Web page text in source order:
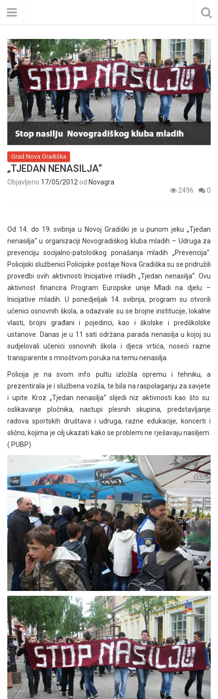
Grad Nova Gradiška
„TJEDAN NENASILJA“
Objavljeno 17/05/2012 od Novagra
2496
0
Od 14. do 19. svibnja u Novoj Gradiški je u punom jeku „Tjedan
nenasilja“ u organizaciji Novogradiškog kluba mladih – Udruga za
prevenciju socijalno-patološkog ponašanja mladih „Prevencija“.
Policijski službenici Policijske postaje Nova Gradiška su se pridružili
provedbi ovih aktivnosti Inicijative mladih „Tjedan nenasilja“. Ovu
aktivnost financira Program Europske unije Mladi na djelu –
Inicijative mladih. U ponedjeljak 14. svibnja, program su otvorili
učenici osnovnih škola, a odazvale su se brojne institucije, lokalne
vlasti, brojni građani i pojedinci, kao i školske i predškolske
ustanove. Danas je u 11 sati održana parada nenasilja u kojoj su
sudjelovali učenici osnovnih škola i djeca vrtića, noseći razne
transparente s mnoštvom poruka na temu nenasilja.
Policija je na svom info pultu izložila opremu i tehniku, a
prezentirala je i službena vozila, te bila na raspolaganju za savjete
i upite. Kroz „Tjedan nenasilja“ slijedi niz aktivnosti kao što su:
oslikavanje pločnika, nastupi plesnih skupina, predstavljanje
radova sportskih društava i udruga, razne edukacije, koncerti i
slično, kojima je cilj ukazati kako se problemi ne rješavaju nasiljem.
( PUBP)